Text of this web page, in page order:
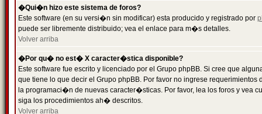
�Qui�n hizo este sistema de foros?
Este software (en su versi�n sin modificar) esta producido y registrado por
puede ser libremente distribuido; vea el enlace para m�s detalles.
Volver arriba
�Por qu� no est� X caracter�stica disponible?
Este software fue escrito y licenciado por el Grupo phpBB. Si cree que
que tiene lo que decir el Grupo phpBB. Por favor no ingrese
la programaci�n de nuevas caracter�sticas. Por favor, lea los foros y vea
siga los procedimientos ah� descritos.
Volver arriba